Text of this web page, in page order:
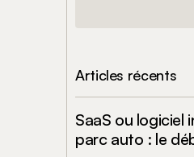
Articles récents
SaaS ou logiciel
parc auto : le